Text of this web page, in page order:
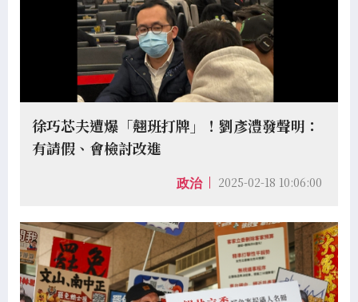
徐巧芯夫遭爆「翹班打牌」！劉彥澧發聲明：
有請假、會檢討改進
政治 2025-02-18 10:06:00